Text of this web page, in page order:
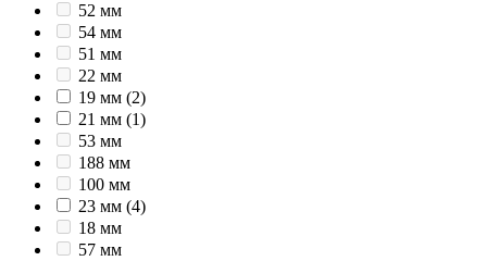
52 мм
54 мм
51 мм
22 мм
19 мм (2)
21 мм (1)
53 мм
188 мм
100 мм
23 мм (4)
18 мм
57 мм